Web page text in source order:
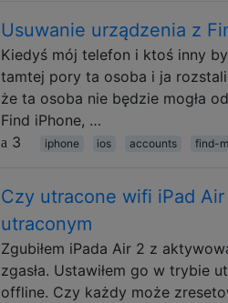
Usuwanie urządzenia z
Kiedyś mój telefon i ktoś inny
tamtej pory ta osoba i ja
że ta osoba nie będzie mogła
Find iPhone, …
3
iphone ios accounts find-
Czy utracone wifi iPad
utraconym
Zgubiłem iPada Air 2 z
zgasła. Ustawiłem go w trybie
offline. Czy każdy może